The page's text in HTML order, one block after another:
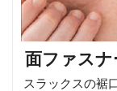
面ファスナ
スラックスの裾